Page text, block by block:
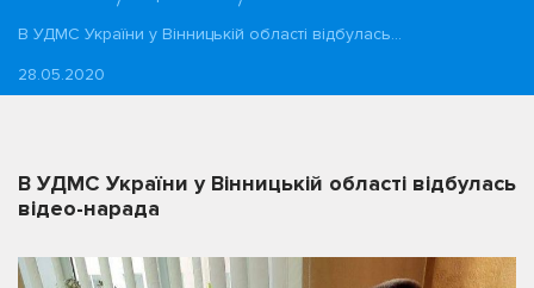
В УДМС України у Вінницькій області відбулась…
28.05.2020
В УДМС України у Вінницькій області відбулась
відео-нарада